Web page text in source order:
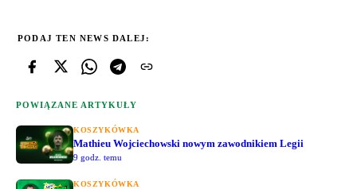
PODAJ TEN NEWS DALEJ:
POWIĄZANE ARTYKUŁY
KOSZYKÓWKA
Mathieu Wojciechowski nowym zawodnikiem Legii
9 godz. temu
KOSZYKÓWKA